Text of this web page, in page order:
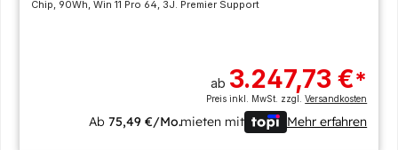
Chip, 90Wh, Win 11 Pro 64, 3J. Premier Support
ab 3.247,73 €*
Preis inkl. MwSt. zzgl.Versandkosten
Ab75,49 €/Mo.mieten mit Mehr erfahren